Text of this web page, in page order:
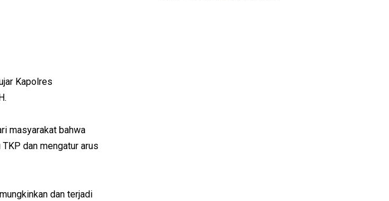
Kapolres
masyarakat bahwa
dan mengatur arus
dan terjadi